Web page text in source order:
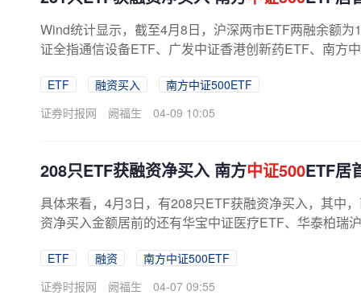
Wind统计显示，截至4月8日，沪深两市ETF两融余额
证全指通信设备ETF、广发中证香港创新药ETF、南方
ETF 融资买入
南方中证500ETF
证券时报网
阙福生 04-09 10:05
208只ETF获融资净买入 南方中证500ETF居
具体来看，4月3日，有208只ETF获融资净买入，其中
资净买入金额居前的还有华宝中证医疗ETF、华泰柏瑞
ETF 融资
南方中证500ETF
证券时报网
阙福生 04-07 09:55